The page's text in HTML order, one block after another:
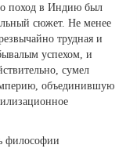
поход в Индию был
сюжет. Не менее
трудная и
успехом, и
сумел
объединившую
философии